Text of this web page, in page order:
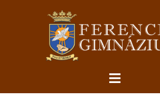
Toggle